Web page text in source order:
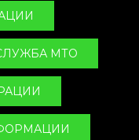
МТО